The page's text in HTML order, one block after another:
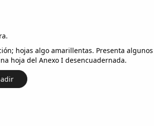
hojas algo amarillentas. Presenta
hoja del Anexo I desencuadernada.